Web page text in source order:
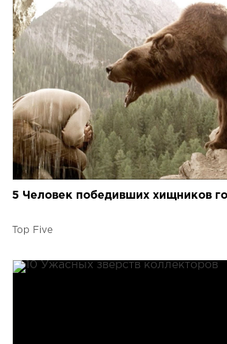
5 Человек победивших хищников
Top Five